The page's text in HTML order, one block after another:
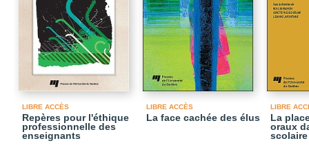
LIBRE ACCÈS
Repères pour l'éthique
professionnelle des
enseignants
LIBRE ACCÈS
La face cachée des élus
LIBRE
La
oraux